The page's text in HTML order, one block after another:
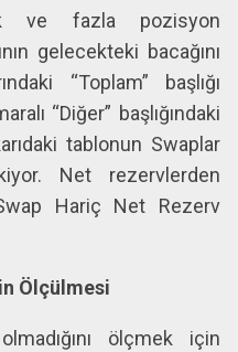
ve fazla pozisyon
gelecekteki bacağını
“Toplam” başlığı
“Diğer” başlığındaki
tablonun Swaplar
Net rezervlerden
Hariç Net Rezerv
Ölçülmesi
ölçmek için